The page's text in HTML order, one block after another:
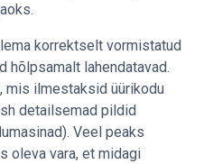
korrektselt vormistatud
hõlpsamalt lahendatavad.
mis ilmestaksid üürikodu
detailsemad pildid
Veel peaks
oleva vara, et midagi